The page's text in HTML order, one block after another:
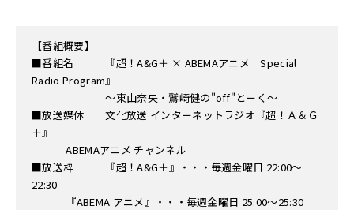
【番組概要】
■番組名 『超！A&G＋ × ABEMAアニメ Special
Radio Program』
～東山奈央・鷲崎健の"off"とーく〜
■放送媒体 文化放送 インターネットラジオ『超！Ａ＆Ｇ
＋』
ABEMAアニメ チャンネル
■放送枠 『超！A&G＋』・・・毎週金曜日 22:00～
22:30
『ABEMA アニメ』・・・毎週金曜日 25:00～25:30